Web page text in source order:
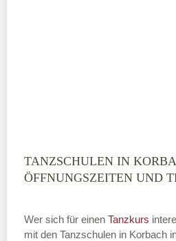
TANZSCHULEN IN
ÖFFNUNGSZEITEN UND
Wer sich für einen Tanzkurs
mit den Tanzschulen in Korbach